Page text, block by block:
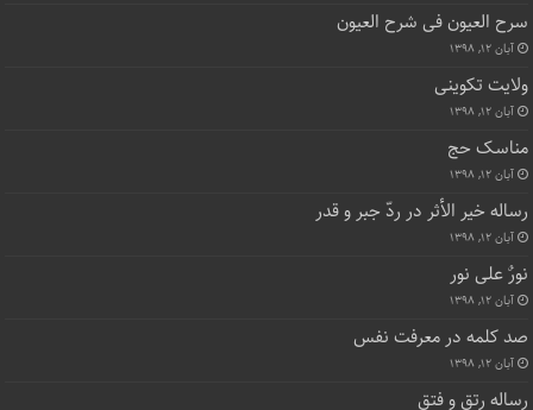
صد و ده اشاره
آبان ۱۲, ۱۳۹۸
رساله آغاز و انجام
وحدت از دیدگاه عارف و حکیم
هزار و یک نکته
آبان ۱۲, ۱۳۹۸
سرح العیون فی شرح العیون